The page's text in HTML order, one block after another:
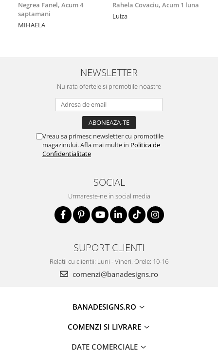
Negrea Fanel, Acum 4
saptamani
MIHAELA
Rahela Covaciu, Acum 1 luna
Luiza
NEWSLETTER
Nu rata ofertele si promotiile noastre
Vreau sa primesc newsletter cu promotiile
magazinului. Afla mai multe in Politica de
Confidentialitate
SOCIAL
Urmareste-ne in social media
SUPORT CLIENTI
Relatii cu clientii: Luni - Vineri, Orele: 10-16
comenzi@banadesigns.ro
BANADESIGNS.RO
COMENZI SI LIVRARE
DATE COMERCIALE